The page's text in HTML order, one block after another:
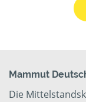
Mammut
Die